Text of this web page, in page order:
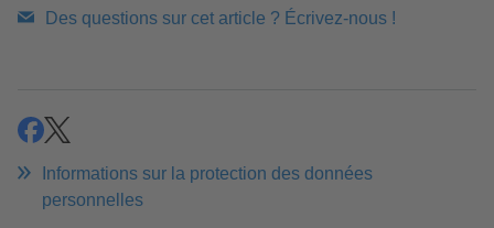
Des questions sur cet article ? Écrivez-nous !
partagerpartager
Informations sur la protection des données
personnelles